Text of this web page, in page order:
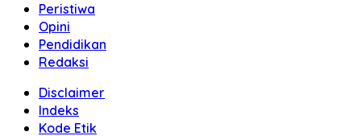
Peristiwa
Opini
Pendidikan
Redaksi
Disclaimer
Indeks
Kode Etik